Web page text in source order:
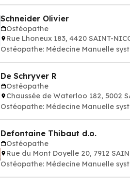
Schneider Olivier
Ostéopathe
Rue Lhoneux 183, 4420 SAINT-
Ostéopathe: Médecine Manuelle
De Schryver R
Ostéopathe
Chaussée de Waterloo 182, 5002
Ostéopathe: Médecine Manuelle
Defontaine Thibaut d.o.
Ostéopathe
Rue du Mont Doyelle 20, 7912
Ostéopathe: Médecine Manuelle